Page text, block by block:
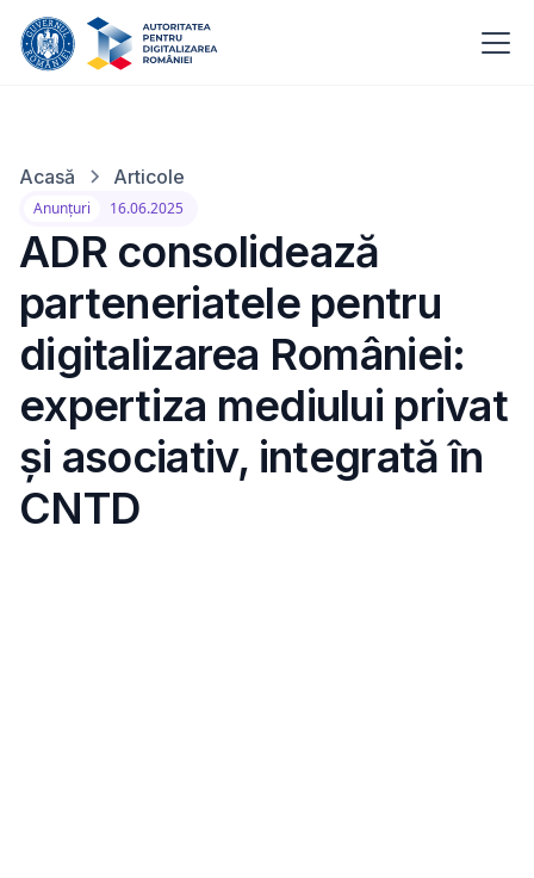
Acasă Articole
Anunțuri 16.06.2025
ADR consolidează
parteneriatele pentru
digitalizarea României:
expertiza mediului privat
și asociativ, integrată în
CNTD